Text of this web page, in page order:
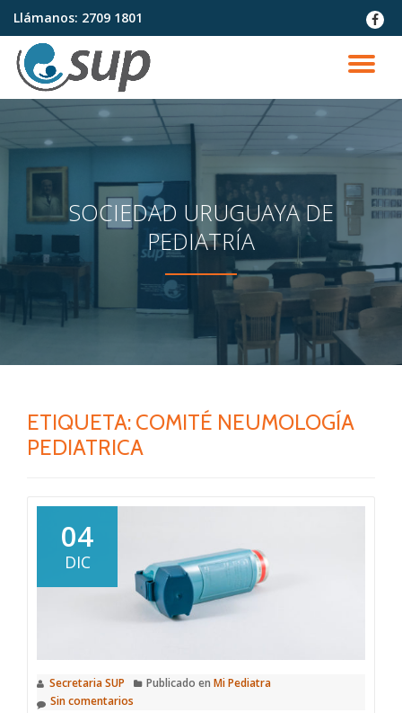
Saltar
contenido
Llámanos: 2709 1801
fa-
SOCIEDAD URUGUAYA DE
PEDIATRÍA
ETIQUETA: COMITÉ NEUMOLOGÍA
PEDIATRICA
04
DIC
Secretaria SUP Publicado en Mi Pediatra
Sin comentarios